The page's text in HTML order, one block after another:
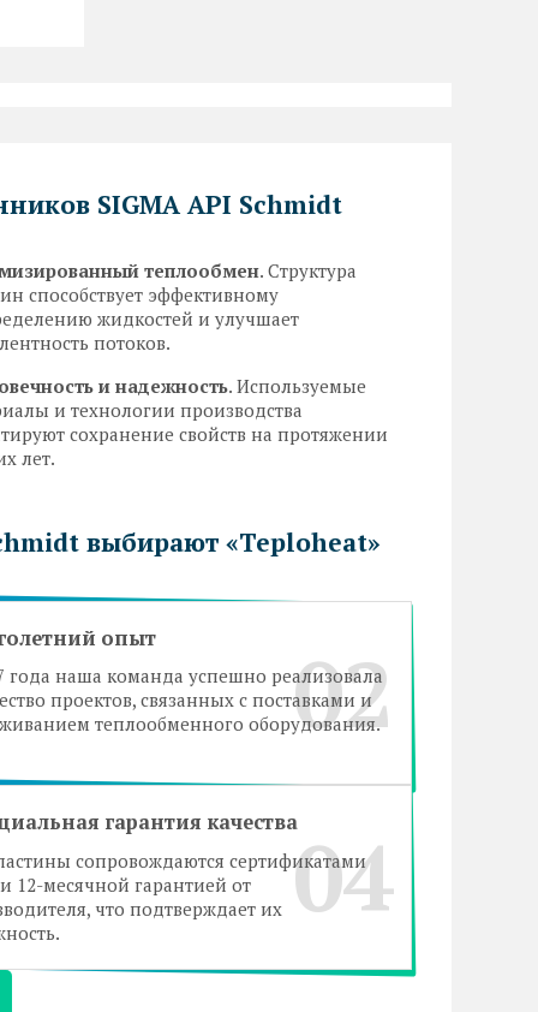
SIGMA API Schmidt
теплообмен. Структура
способствует эффективному
жидкостей и улучшает
потоков.
и надежность. Используемые
и технологии производства
сохранение свойств на протяжении
лет.
выбирают «Teploheat»
02
опыт
года наша команда успешно реализовала
проектов, связанных с поставками и
теплообменного оборудования.
04
гарантия качества
сопровождаются сертификатами
12-месячной гарантией от
что подтверждает их